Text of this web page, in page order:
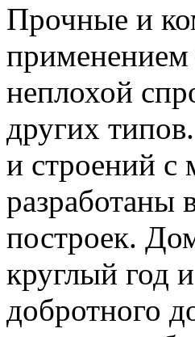
Прочные и
неплохой
других
и строений с
разработаны
построек.
круглый год
добротного